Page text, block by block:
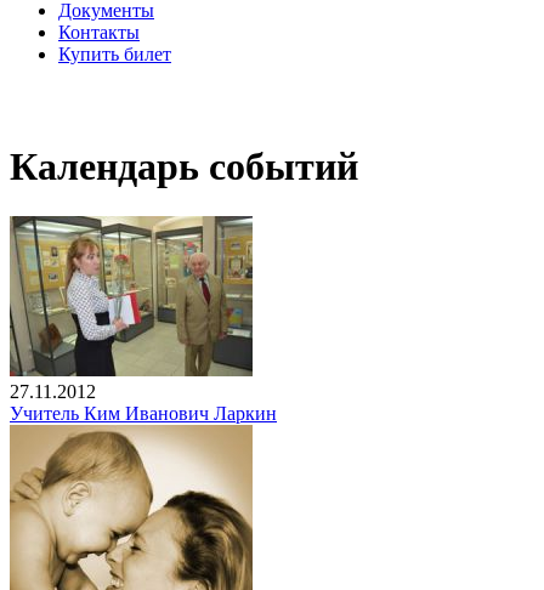
Документы
Контакты
Купить билет
Календарь событий
27.11.2012
Учитель Ким Иванович Ларкин